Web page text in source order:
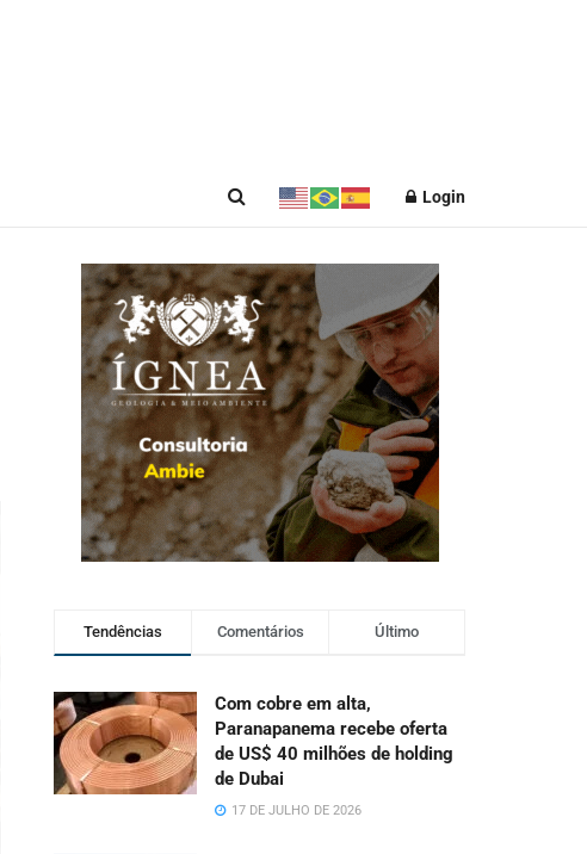
Login
Tendências Comentários Último
Com cobre em alta,
Paranapanema recebe oferta
de US$ 40 milhões de holding
de Dubai
17 DE JULHO DE 2026